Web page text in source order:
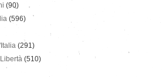
(90)
(596)
(291)
(510)